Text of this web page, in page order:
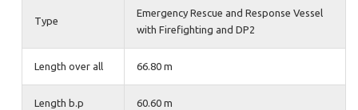
Type
Emergency Rescue and Response Vessel
with Firefighting and DP2
Length over all 66.80 m
Length b.p 60.60 m